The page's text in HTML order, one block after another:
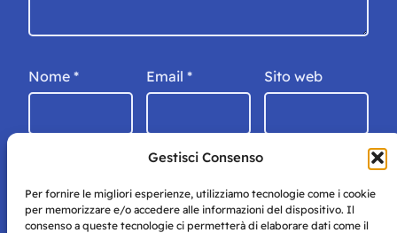
Gestisci Consenso
Per fornire le migliori esperienze, utilizziamo tecnologie come i cookie
per memorizzare e/o accedere alle informazioni del dispositivo. Il
consenso a queste tecnologie ci permetterà di elaborare dati come il
Nome * Email * Sito web